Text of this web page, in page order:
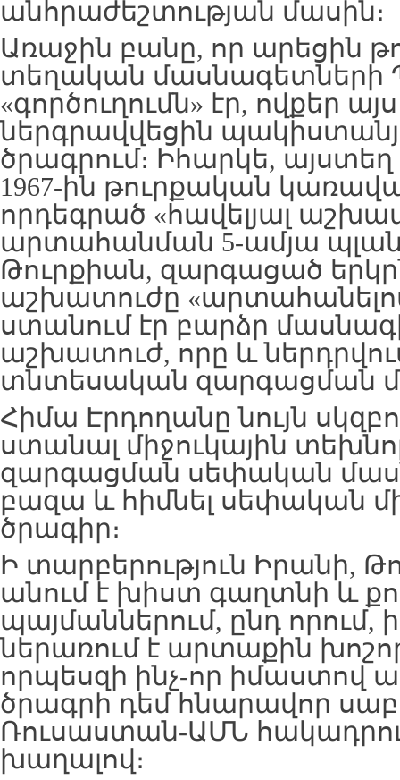
անհրաժեշտության մասին։
Առաջին բանը, որ արեցին
տեղական մասնագետների
«գործուղումն» էր, ովքեր
ներգրավվեցին
ծրագրում։ Իհարկե, այստեղ
1967-ին թուրքական
որդեգրած «հավելյալ
արտահանման 5-ամյա
Թուրքիան, զարգացած
աշխատուժը
ստանում էր բարձր
աշխատուժ, որը և
տնտեսական զարգացման
Հիմա Էրդողանը նույն
ստանալ միջուկային
զարգացման սեփական
բազա և հիմնել սեփական
ծրագիր։
Ի տարբերություն Իրանի,
անում է խիստ գաղտնի և
պայմաններում, ընդ որում,
ներառում է արտաքին
որպեսզի ինչ-որ իմաստով
ծրագրի դեմ հնարավոր
Ռուսաստան-ԱՄՆ
խաղալով։